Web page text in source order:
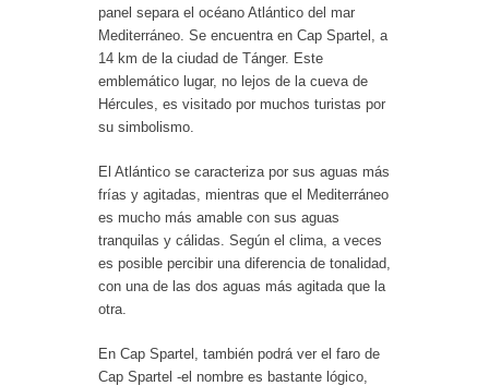
panel separa el océano Atlántico del mar
Mediterráneo. Se encuentra en Cap Spartel, a
14 km de la ciudad de Tánger. Este
emblemático lugar, no lejos de la cueva de
Hércules, es visitado por muchos turistas por
su simbolismo.
El Atlántico se caracteriza por sus aguas más
frías y agitadas, mientras que el Mediterráneo
es mucho más amable con sus aguas
tranquilas y cálidas. Según el clima, a veces
es posible percibir una diferencia de tonalidad,
con una de las dos aguas más agitada que la
otra.
En Cap Spartel, también podrá ver el faro de
Cap Spartel -el nombre es bastante lógico,